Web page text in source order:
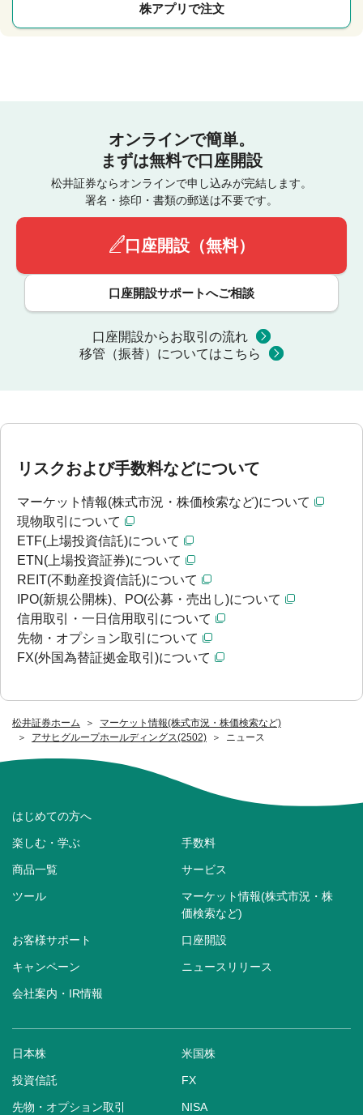
松井証券ホーム
マーケット情報(株式市況・株価検索など)
アサヒグループホールディングス(2502)
ニュース
株アプリで注文
オンラインで簡単。
まずは無料で口座開設
松井証券ならオンラインで申し込みが完結します。
署名・捺印・書類の郵送は不要です。
口座開設（無料）
口座開設サポートへご相談
口座開設からお取引の流れ
移管（振替）についてはこちら
リスクおよび手数料などについて
マーケット情報(株式市況・株価検索など)について
現物取引について
ETF(上場投資信託)について
ETN(上場投資証券)について
REIT(不動産投資信託)について
IPO(新規公開株)、PO(公募・売出し)について
信用取引・一日信用取引について
先物・オプション取引について
FX(外国為替証拠金取引)について
はじめての方へ
楽しむ・学ぶ 手数料
商品一覧 サービス
ツール
マーケット情報(株式市況・株
価検索など)
お客様サポート 口座開設
キャンペーン ニュースリリース
会社案内・IR情報
日本株 米国株
投資信託 FX
先物・オプション取引 NISA